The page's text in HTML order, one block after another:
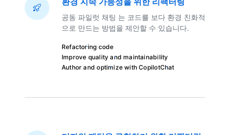
공동 파일럿 채팅 는 코드를 보다 환경 친화적
으로 만드는 방법을 제안할 수 있습니다.
Refactoring code
Improve quality and maintainability
Author and optimize with CopilotChat